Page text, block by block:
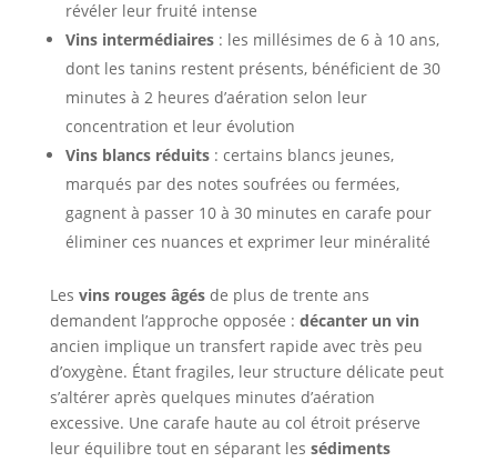
révéler leur fruité intense
Vins intermédiaires: les millésimes de 6 à 10 ans,
dont les tanins restent présents, bénéficient de 30
minutes à 2 heures d’aération selon leur
concentration et leur évolution
Vins blancs réduits: certains blancs jeunes,
marqués par des notes soufrées ou fermées,
gagnent à passer 10 à 30 minutes en carafe pour
éliminer ces nuances et exprimer leur minéralité
Les vins rouges âgésde plus de trente ans
demandent l’approche opposée : décanter un vin
ancien implique un transfert rapide avec très peu
d’oxygène. Étant fragiles, leur structure délicate peut
s’altérer après quelques minutes d’aération
excessive. Une carafe haute au col étroit préserve
leur équilibre tout en séparant les sédiments